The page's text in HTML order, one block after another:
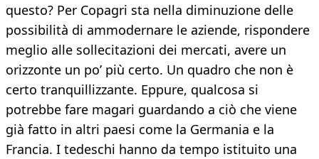
questo? Per Copagri sta nella diminuzione delle
possibilità di ammodernare le aziende, rispondere
meglio alle sollecitazioni dei mercati, avere un
orizzonte un po’ più certo. Un quadro che non è
certo tranquillizzante. Eppure, qualcosa si
potrebbe fare magari guardando a ciò che viene
già fatto in altri paesi come la Germania e la
Francia. I tedeschi hanno da tempo istituito una